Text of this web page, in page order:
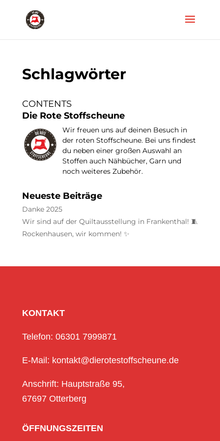
Schlagwörter
CONTENTS
Die Rote Stoffscheune
Wir freuen uns auf deinen Besuch in
der roten Stoffscheune. Bei uns findest
du neben einer großen Auswahl an
Stoffen auch Nähbücher, Garn und
noch weiteres Zubehör.
Neueste Beiträge
Danke 2025
Wir sind auf der Quiltausstellung in Frankenthal! 🧵
Rockenhausen, wir kommen! ✨
KONTAKT
Telefon: 06301 7999871
E-Mail: kontakt@dierotestoffscheune.de
Anschrift: Hauptstraße 95,
67697 Otterberg
ÖFFNUNGSZEITEN